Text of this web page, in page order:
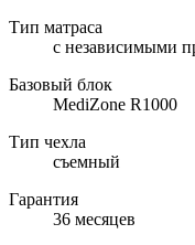
Тип матраса
с независимыми
Базовый блок
MediZone R1000
Тип чехла
съемный
Гарантия
36 месяцев